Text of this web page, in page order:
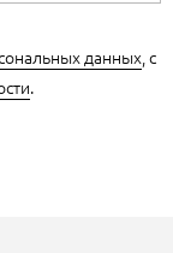
данных , с
.